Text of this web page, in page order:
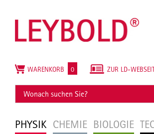
PHYSIK CHEMIE BIOLOGIE
ZUR LD-
WARENKORB 0